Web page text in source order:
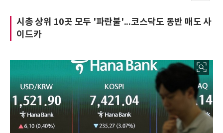
시총 상위 10곳 모두 '파란불'...코스닥도 동반 매도 사
이드카